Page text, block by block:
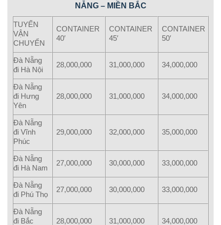
NẴNG – MIỀN BẮC
TUYẾN
VẬN
CHUYỂN
CONTAINER
40′
CONTAINER
45′
CONTAINER
50′
Đà Nẵng
đi Hà Nội
28,000,000 31,000,000 34,000,000
Đà Nẵng
đi Hưng
Yên
28,000,000 31,000,000 34,000,000
Đà Nẵng
đi Vĩnh
Phúc
29,000,000 32,000,000 35,000,000
Đà Nẵng
đi Hà Nam
27,000,000 30,000,000 33,000,000
Đà Nẵng
đi Phú Thọ
27,000,000 30,000,000 33,000,000
Đà Nẵng
đi Bắc
28,000,000 31,000,000 34,000,000